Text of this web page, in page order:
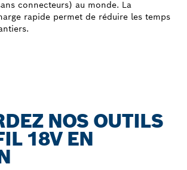
connecteurs) au monde. La
rapide permet de réduire les temps
NOS OUTILS
18V EN